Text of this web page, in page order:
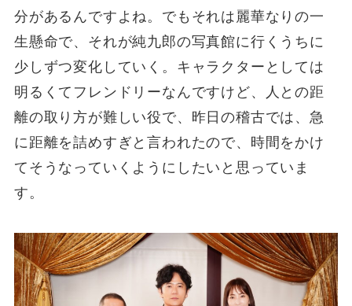
分があるんですよね。でもそれは麗華なりの一
生懸命で、それが純九郎の写真館に行くうちに
少しずつ変化していく。キャラクターとしては
明るくてフレンドリーなんですけど、人との距
離の取り方が難しい役で、昨日の稽古では、急
に距離を詰めすぎと言われたので、時間をかけ
てそうなっていくようにしたいと思っていま
す。